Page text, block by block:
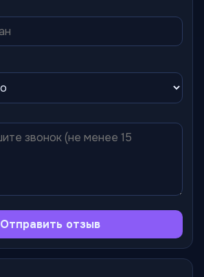
Отправить отзыв